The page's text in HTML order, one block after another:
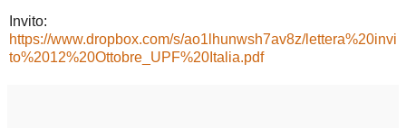
Invito:
https://www.dropbox.com/s/ao1lhunwsh7av8z/lettera%20invi
to%2012%20Ottobre_UPF%20Italia.pdf